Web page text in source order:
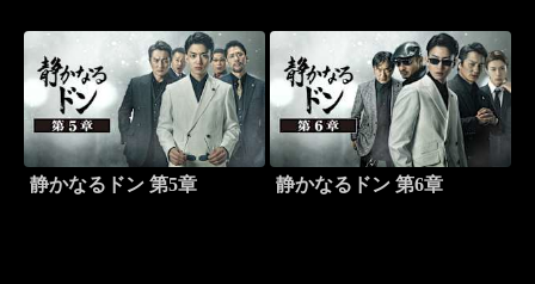
静かなるドン 第5章 静かなるドン 第6章